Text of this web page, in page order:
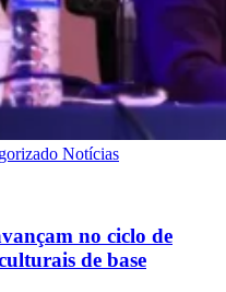
Notícias
no ciclo de
de base